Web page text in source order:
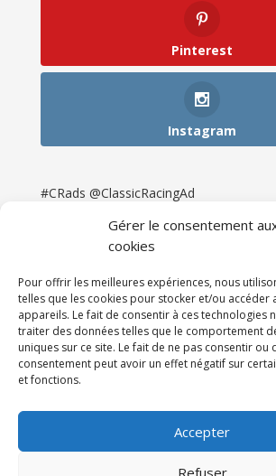
Gérer le consentement
cookies
Pour offrir les meilleures expériences, nous
telles que les cookies pour stocker et/ou accéder
appareils. Le fait de consentir à ces technologies
traiter des données telles que le comportement
uniques sur ce site. Le fait de ne pas consentir ou
consentement peut avoir un effet négatif sur
et fonctions.
Accepter
Refuser
Pinterest
Instagram
#CRads @ClassicRacingAd
Newsletter & Presse
Partenaires
Espace Client